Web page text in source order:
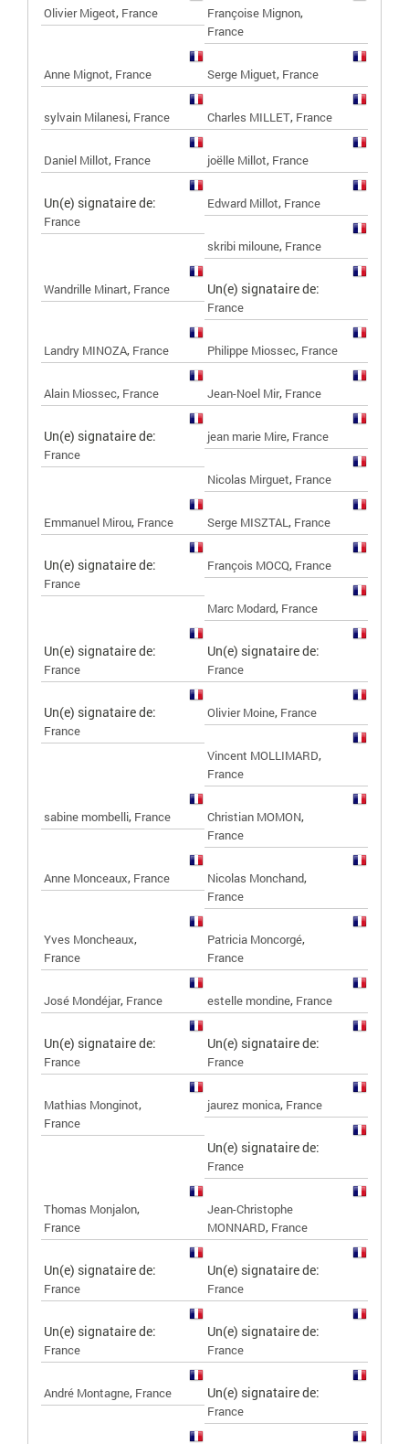
Olivier Migeot, France Françoise Mignon,
France
Anne Mignot, France Serge Miguet, France
sylvain Milanesi, France Charles MILLET, France
Daniel Millot, France joëlle Millot, France
Un(e) signataire de:
France
Edward Millot, France
skribi miloune, France
Wandrille Minart, France Un(e) signataire de:
France
Landry MINOZA, France Philippe Miossec, France
Alain Miossec, France Jean-Noel Mir, France
Un(e) signataire de:
France
jean marie Mire, France
Nicolas Mirguet, France
Emmanuel Mirou, France Serge MISZTAL , France
Un(e) signataire de:
France
François MOCQ, France
Marc Modard, France
Un(e) signataire de:
France
Un(e) signataire de:
France
Un(e) signataire de:
France
Olivier Moine, France
Vincent MOLLIMARD,
France
sabine mombelli, France Christian MOMON,
France
Anne Monceaux, France Nicolas Monchand,
France
Yves Moncheaux,
France
Patricia Moncorgé,
France
José Mondéjar, France estelle mondine, France
Un(e) signataire de:
France
Un(e) signataire de:
France
Mathias Monginot,
France
jaurez monica, France
Un(e) signataire de:
France
Thomas Monjalon,
France
Jean-Christophe
MONNARD, France
Un(e) signataire de:
France
Un(e) signataire de:
France
Un(e) signataire de:
France
Un(e) signataire de:
France
André Montagne, France Un(e) signataire de:
France